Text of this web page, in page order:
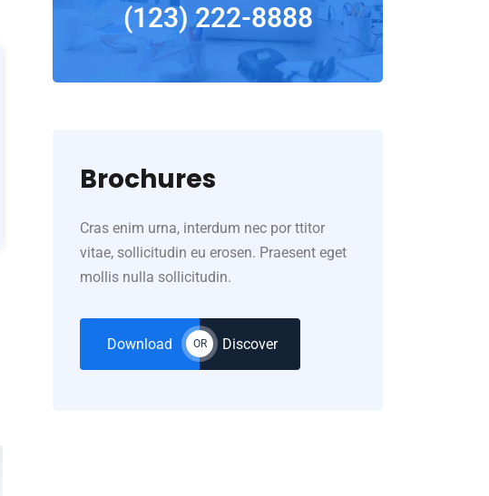
(123) 222-8888
Brochures
Cras enim urna, interdum nec por ttitor
vitae, sollicitudin eu erosen. Praesent eget
mollis nulla sollicitudin.
Download OR Discover